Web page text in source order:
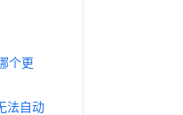
个更
法自动